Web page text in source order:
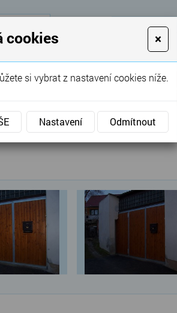
ploty ...
» Křídlová vrata dřevěná palubka lak
cookies ×
si vybrat z nastavení cookies níže.
Nastavení Odmítnout